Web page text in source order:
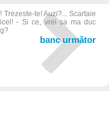
Trezeste-te! Auzi?... Scartaie
- Si ce, vrei sa ma duc
banc următor